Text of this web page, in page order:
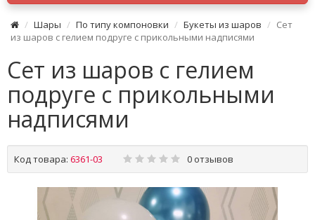
Шары По типу компоновки Букеты из шаров
Сет
из шаров с гелием подруге с прикольными надписями
Сет из шаров с гелием
подруге с прикольными
надписями
Код товара: 6361-03 0 отзывов